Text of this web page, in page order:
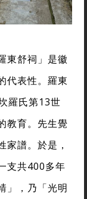
東舒祠」是徽
代表性。羅東
羅氏第13世
教育。先生覺
家譜。於是，
支共400多年
」，乃「光明